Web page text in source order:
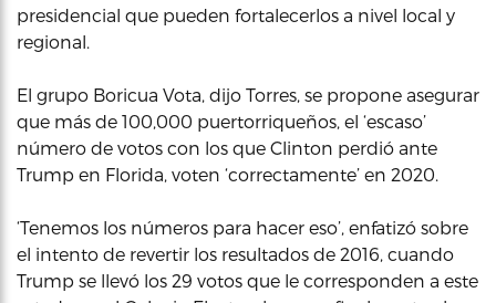
presidencial que pueden fortalecerlos a nivel local y
regional.
El grupo Boricua Vota, dijo Torres, se propone asegurar
que más de 100,000 puertorriqueños, el ‘escaso’
número de votos con los que Clinton perdió ante
Trump en Florida, voten ‘correctamente’ en 2020.
‘Tenemos los números para hacer eso’, enfatizó sobre
el intento de revertir los resultados de 2016, cuando
Trump se llevó los 29 votos que le corresponden a este